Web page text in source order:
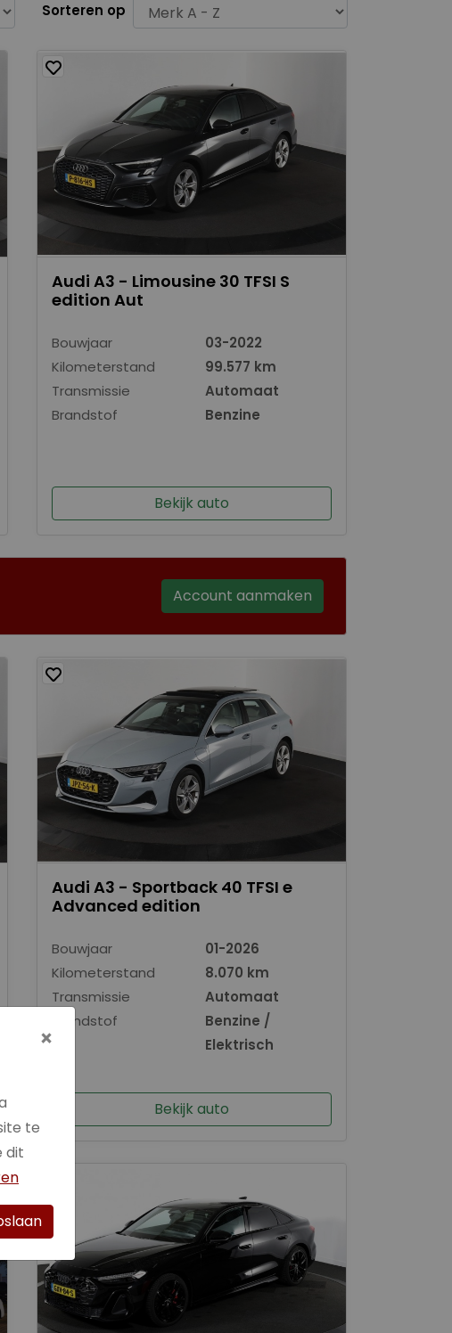
Sorteren op
Audi A3 - Limousine 30 TFSI S
edition Aut
Bouwjaar
03-2022
Kilometerstand
99.577 km
Transmissie
Automaat
Brandstof
Benzine
Bekijk auto
Account aanmaken
Audi A3 - Sportback 40 TFSI e
Advanced edition
Bouwjaar
01-2026
Kilometerstand
8.070 km
Transmissie
Automaat
Brandstof
Benzine /
Elektrisch
Bekijk auto
×
te
dit